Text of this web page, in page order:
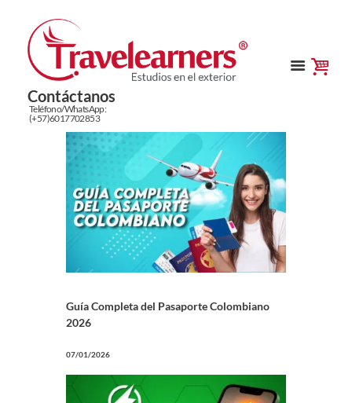
Contáctanos
Teléfono/WhatsApp:
(+57)6017702853
Guía Completa del Pasaporte Colombiano
2026
07/01/2026